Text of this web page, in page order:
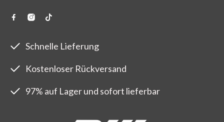
Schnelle Lieferung
Kostenloser Rückversand
97% auf Lager und sofort lieferbar